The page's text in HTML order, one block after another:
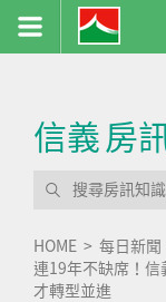
信義房
HOME
每日新聞
連19年不缺席！信
才轉型並進